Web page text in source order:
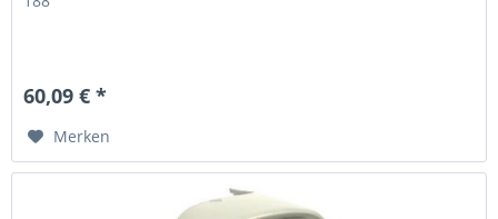
60,09 € *
Merken